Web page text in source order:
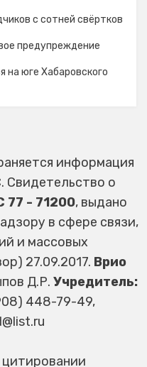
с сотней свёртков
предупреждение
на юге Хабаровского
информация
Свидетельство о
- 71200, выдано
в сфере связи,
и массовых
27.09.2017. Врио
Д.Р. Учредитель:
448-79-49,